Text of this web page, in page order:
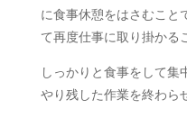
に食事休憩をはさむこと
て再度仕事に取り掛かる
しっかりと食事をして集
やり残した作業を終わら